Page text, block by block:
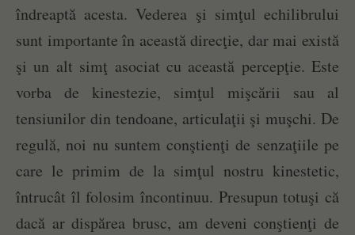
îndreaptă acesta. Vederea şi simţul echilibrului
sunt importante în această direcţie, dar mai există
şi un alt simţ asociat cu această percepţie. Este
vorba de kinestezie, simţul mişcării sau al
tensiunilor din tendoane, articulaţii şi muşchi. De
regulă, noi nu suntem conştienţi de senzaţiile pe
care le primim de la simţul nostru kinestetic,
întrucât îl folosim încontinuu. Presupun totuşi că
dacă ar dispărea brusc, am deveni conştienţi de